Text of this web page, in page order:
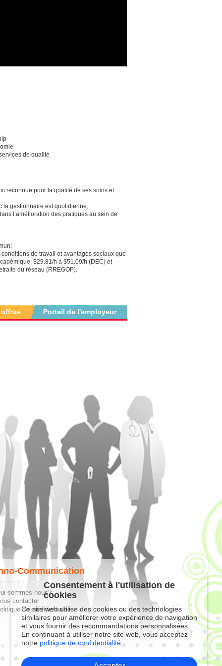
de qualité
reconnue pour la qualité de ses soins et
la gestionnaire est quotidienne;
l’amélioration des pratiques au sein de
de travail et avantages sociaux que
$29.81/h à $51.09/h (DEC) et
du réseau (RREGOP).
Portail de l'employeur
Communication
sommes-nous?
contacter
de confidentialité
Consentement à l'utilisation de
cookies
Ce site web utilise des cookies ou des technologies
similaires pour améliorer votre expérience de navigation
et vous fournir des recommandations personnalisées.
En continuant à utiliser notre site web, vous acceptez
notre politique de confidentialité.